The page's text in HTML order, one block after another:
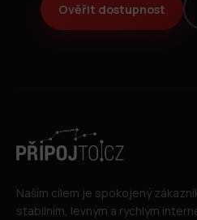
Ověřit dostupnost
Naším cílem je spokojený
stabilním, levným a rychlým